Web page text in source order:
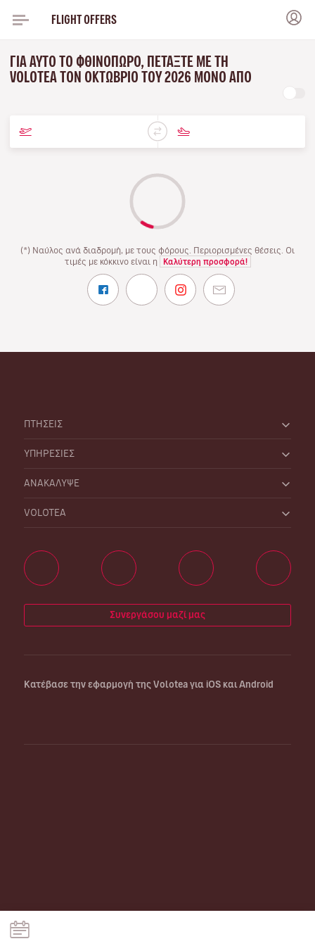
FLIGHT OFFERS
ΓΙΑ ΑΥΤΌ ΤΟ ΦΘΙΝΌΠΩΡΟ, ΠΕΤΆΞΤΕ ΜΕ ΤΗ
VOLOTEA ΤΟΝ ΟΚΤΏΒΡΙΟ ΤΟΥ 2026 ΜΌΝΟ ΑΠΌ
(*) Ναύλος ανά διαδρομή, με τους φόρους. Περιορισμένες θέσεις. Οι
τιμές με κόκκινο είναι η
Καλύτερη προσφορά!
ΠΤΗΣΕΙΣ
ΥΠΗΡΕΣΙΕΣ
ΑΝΑΚΑΛΥΨΕ
VOLOTEA
Συνεργάσου μαζί μας
Κατέβασε την εφαρμογή της Volotea για iOS και Android